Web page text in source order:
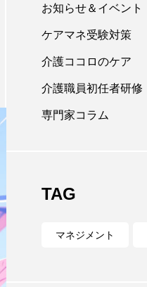
お知らせ＆イベント
ケアマネ受験対策
介護ココロのケア
介護職員初任者研修
専門家コラム
TAG
マネジメント